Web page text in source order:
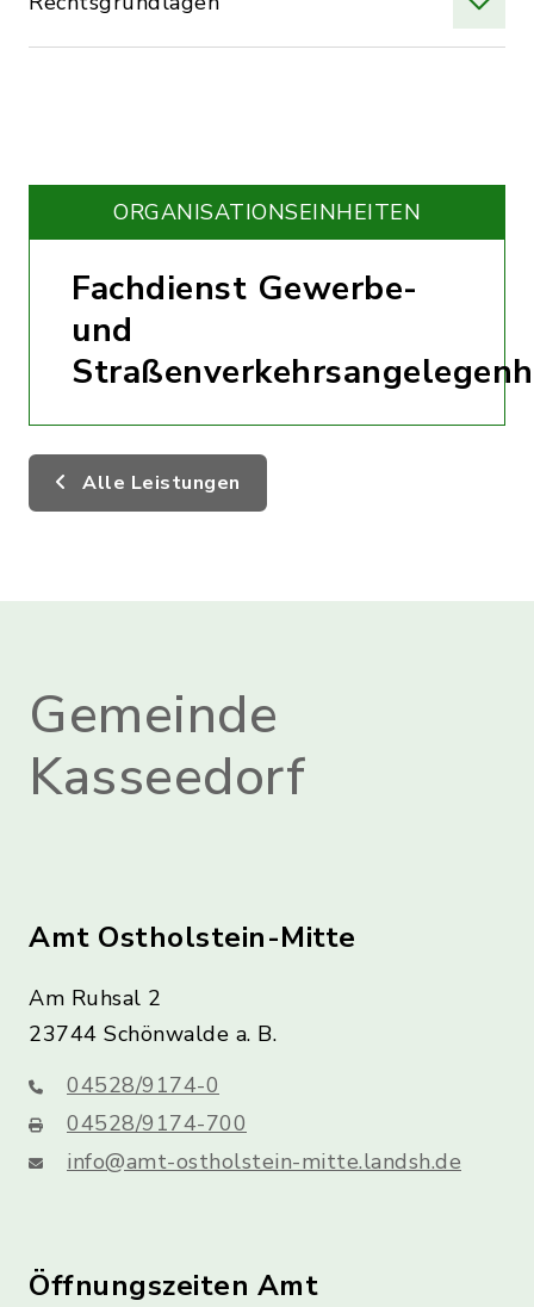
ORGANISATIONS­EINHEITEN
Fachdienst Gewerbe-
und
Alle Leistungen
Gemeinde
Kasseedorf
Amt Ostholstein-Mitte
Am Ruhsal 2
23744 Schönwalde a. B.
04528/9174-0
04528/9174-700
info@amt-ostholstein-mitte.landsh.de
Öffnungszeiten Amt